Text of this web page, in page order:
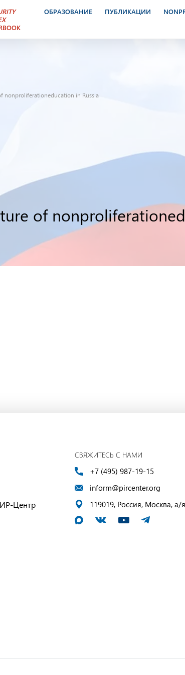
ОБРАЗОВАНИЕ ПУБЛИКАЦИИ
nonproliferationeducation in Russia
of
Центр
СВЯЖИТЕСЬ С НАМИ
+7 (495) 987-19-15
inform@pircenter.org
119019, Россия, Москва, а/